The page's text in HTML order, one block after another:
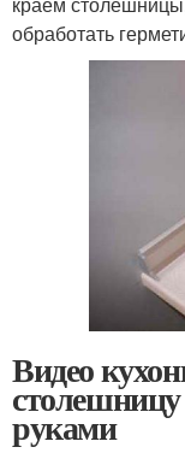
обработать
Видео
руками